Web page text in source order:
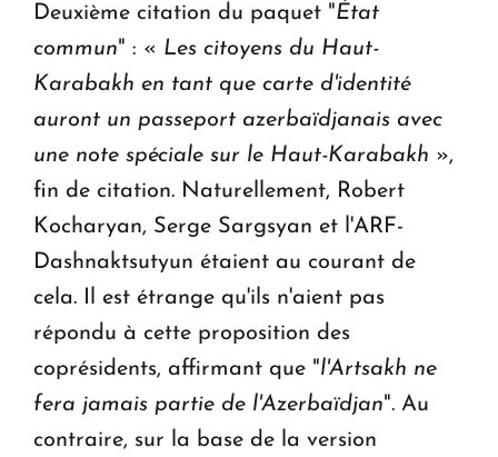
Deuxième citation du paquet "État
commun" : « Les citoyens du Haut-
Karabakh en tant que carte d'identité
auront un passeport azerbaïdjanais avec
une note spéciale sur le Haut-Karabakh »,
fin de citation. Naturellement, Robert
Kocharyan, Serge Sargsyan et l'ARF-
Dashnaktsutyun étaient au courant de
cela. Il est étrange qu'ils n'aient pas
répondu à cette proposition des
coprésidents, affirmant que "l'Artsakh ne
fera jamais partie de l'Azerbaïdjan". Au
contraire, sur la base de la version